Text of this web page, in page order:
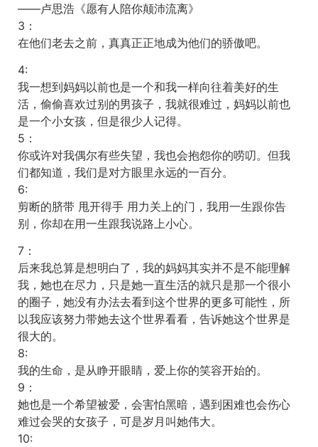
——卢思浩《愿有人陪你颠沛流离》
3：
在他们老去之前，真真正正地成为他们的骄傲吧。
4:
我一想到妈妈以前也是一个和我一样向往着美好的生
活，偷偷喜欢过别的男孩子，我就很难过，妈妈以前也
是一个小女孩，但是很少人记得。
5：
你或许对我偶尔有些失望，我也会抱怨你的唠叨。但我
们都知道，我们是对方眼里永远的一百分。
6:
剪断的脐带 甩开得手 用力关上的门，我用一生跟你告
别，你却在用一生跟我说路上小心。
7：
后来我总算是想明白了，我的妈妈其实并不是不能理解
我，她也在尽力，只是她一直生活的就只是那一个很小
的圈子，她没有办法去看到这个世界的更多可能性，所
以我应该努力带她去这个世界看看，告诉她这个世界是
很大的。
8:
我的生命，是从睁开眼睛，爱上你的笑容开始的。
9：
她也是一个希望被爱，会害怕黑暗，遇到困难也会伤心
难过会哭的女孩子，可是岁月叫她伟大。
10: